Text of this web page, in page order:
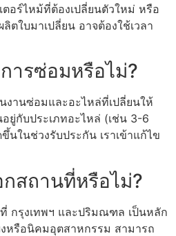
อร์ไหม้ที่ต้องเปลี่ยนตัวใหม่ หรือ
ตใบมาเปลี่ยน อาจต้องใช้เวลา
ารซ่อมหรือไม่?
งานซ่อมและอะไหล่ที่เปลี่ยนให้
ยู่กับประเภทอะไหล่ (เช่น 3-6
นในช่วงรับประกัน เราเข้าแก้ไข
สถานที่หรือไม่?
กรุงเทพฯ และปริมณฑล เป็นหลัก
หรือนิคมอุตสาหกรรม สามารถ